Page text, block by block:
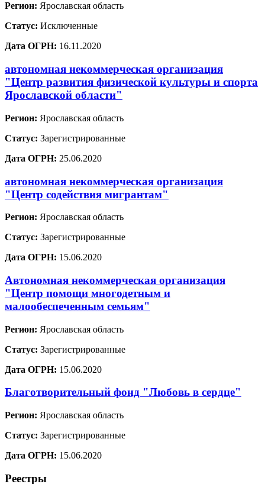
Регион: Ярославская область
Статус: Исключенные
Дата ОГРН: 16.11.2020
автономная некоммерческая организация
"Центр развития физической культуры и спорта
Ярославской области"
Регион: Ярославская область
Статус: Зарегистрированные
Дата ОГРН: 25.06.2020
автономная некоммерческая организация
"Центр содействия мигрантам"
Регион: Ярославская область
Статус: Зарегистрированные
Дата ОГРН: 15.06.2020
Автономная некоммерческая организация
"Центр помощи многодетным и
малообеспеченным семьям"
Регион: Ярославская область
Статус: Зарегистрированные
Дата ОГРН: 15.06.2020
Благотворительный фонд "Любовь в сердце"
Регион: Ярославская область
Статус: Зарегистрированные
Дата ОГРН: 15.06.2020
Реестры